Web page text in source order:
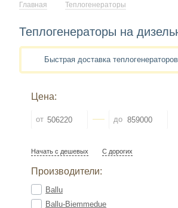
Главная Теплогенераторы
Теплогенераторы на
Быстрая доставка
Цена:
от до
Начать с дешевых С дорогих
Производители:
Ballu
Ballu-Biemmedue